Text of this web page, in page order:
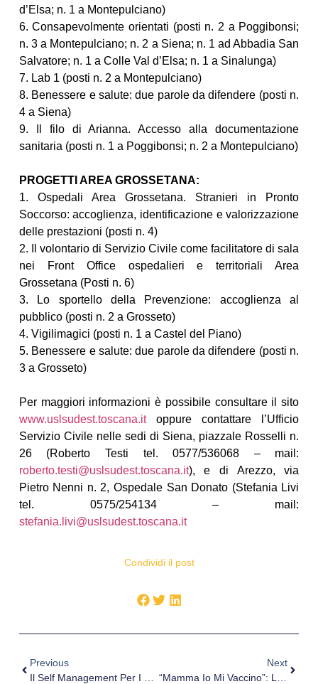
d’Elsa; n. 1 a Montepulciano)
6. Consapevolmente orientati (posti n. 2 a Poggibonsi;
n. 3 a Montepulciano; n. 2 a Siena; n. 1 ad Abbadia San
Salvatore; n. 1 a Colle Val d’Elsa; n. 1 a Sinalunga)
7. Lab 1 (posti n. 2 a Montepulciano)
8. Benessere e salute: due parole da difendere (posti n.
4 a Siena)
9. Il filo di Arianna. Accesso alla documentazione
sanitaria (posti n. 1 a Poggibonsi; n. 2 a Montepulciano)
PROGETTI AREA GROSSETANA:
1. Ospedali Area Grossetana. Stranieri in Pronto
Soccorso: accoglienza, identificazione e valorizzazione
delle prestazioni (posti n. 4)
2. Il volontario di Servizio Civile come facilitatore di sala
nei Front Office ospedalieri e territoriali Area
Grossetana (Posti n. 6)
3. Lo sportello della Prevenzione: accoglienza al
pubblico (posti n. 2 a Grosseto)
4. Vigilimagici (posti n. 1 a Castel del Piano)
5. Benessere e salute: due parole da difendere (posti n.
3 a Grosseto)
Per maggiori informazioni è possibile consultare il sito
www.uslsudest.toscana.itoppure contattare l’Ufficio
Servizio Civile nelle sedi di Siena, piazzale Rosselli n.
26 (Roberto Testi tel. 0577/536068 – mail:
roberto.testi@uslsudest.toscana.it), e di Arezzo, via
Pietro Nenni n. 2, Ospedale San Donato (Stefania Livi
tel. 0575/254134 – mail:
stefania.livi@uslsudest.toscana.it
Condividi il post
Previous
Next